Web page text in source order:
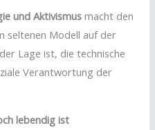
und Aktivismus macht den
seltenen Modell auf der
Lage ist, die technische
Verantwortung der
lebendig ist